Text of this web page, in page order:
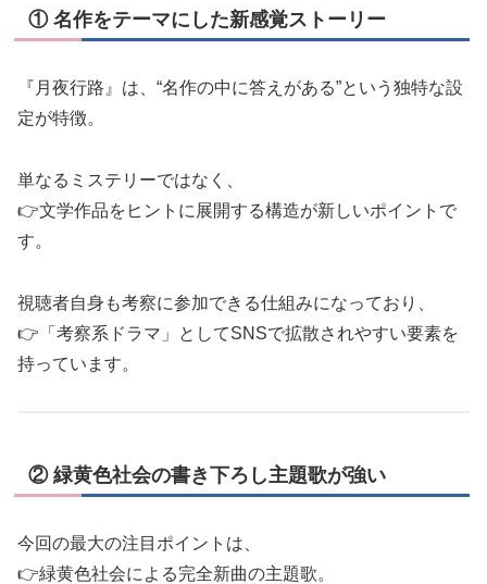
① 名作をテーマにした新感覚ストーリー
『月夜行路』は、“名作の中に答えがある”という独特な設
定が特徴。
単なるミステリーではなく、
👉文学作品をヒントに展開する構造が新しいポイントで
す。
視聴者自身も考察に参加できる仕組みになっており、
👉「考察系ドラマ」としてSNSで拡散されやすい要素を
持っています。
② 緑黄色社会の書き下ろし主題歌が強い
今回の最大の注目ポイントは、
👉緑黄色社会による完全新曲の主題歌。